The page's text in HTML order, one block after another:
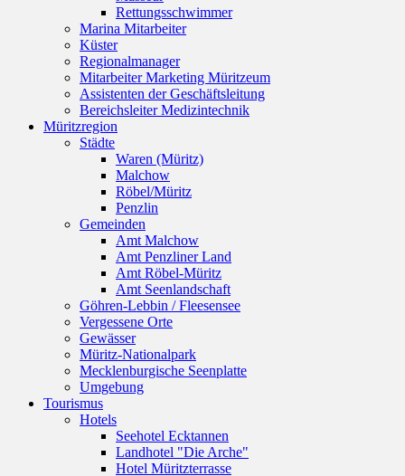
Rettungsschwimmer
Marina Mitarbeiter
Küster
Regionalmanager
Mitarbeiter Marketing Müritzeum
Assistenten der Geschäftsleitung
Bereichsleiter Medizintechnik
Müritzregion
Städte
Waren (Müritz)
Malchow
Röbel/Müritz
Penzlin
Gemeinden
Amt Malchow
Amt Penzliner Land
Amt Röbel-Müritz
Amt Seenlandschaft
Göhren-Lebbin / Fleesensee
Vergessene Orte
Gewässer
Müritz-Nationalpark
Mecklenburgische Seenplatte
Umgebung
Tourismus
Hotels
Seehotel Ecktannen
Landhotel "Die Arche"
Hotel Müritzterrasse